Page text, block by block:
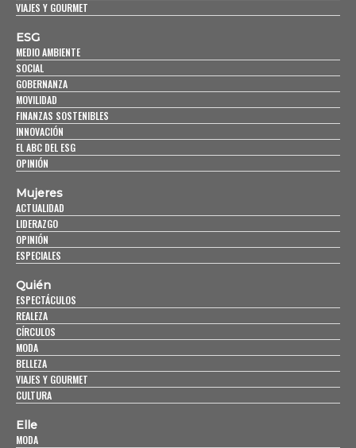
VIAJES Y GOURMET
ESG
MEDIO AMBIENTE
SOCIAL
GOBERNANZA
MOVILIDAD
FINANZAS SOSTENIBLES
INNOVACIÓN
EL ABC DEL ESG
OPINIÓN
Mujeres
ACTUALIDAD
LIDERAZGO
OPINIÓN
ESPECIALES
Quién
ESPECTÁCULOS
REALEZA
CÍRCULOS
MODA
BELLEZA
VIAJES Y GOURMET
CULTURA
Elle
MODA